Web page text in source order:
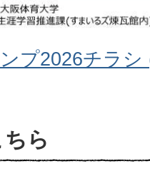
プ2026チラ
ら